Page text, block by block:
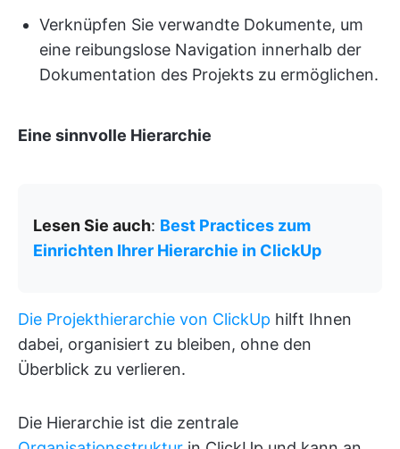
Verknüpfen Sie verwandte Dokumente, um
eine reibungslose Navigation innerhalb der
Dokumentation des Projekts zu ermöglichen.
Eine sinnvolle Hierarchie
Lesen Sie auch: Best Practices zum
Einrichten Ihrer Hierarchie in ClickUp
Die Projekthierarchie von ClickUp hilft Ihnen
dabei, organisiert zu bleiben, ohne den
Überblick zu verlieren.
Die Hierarchie ist die zentrale